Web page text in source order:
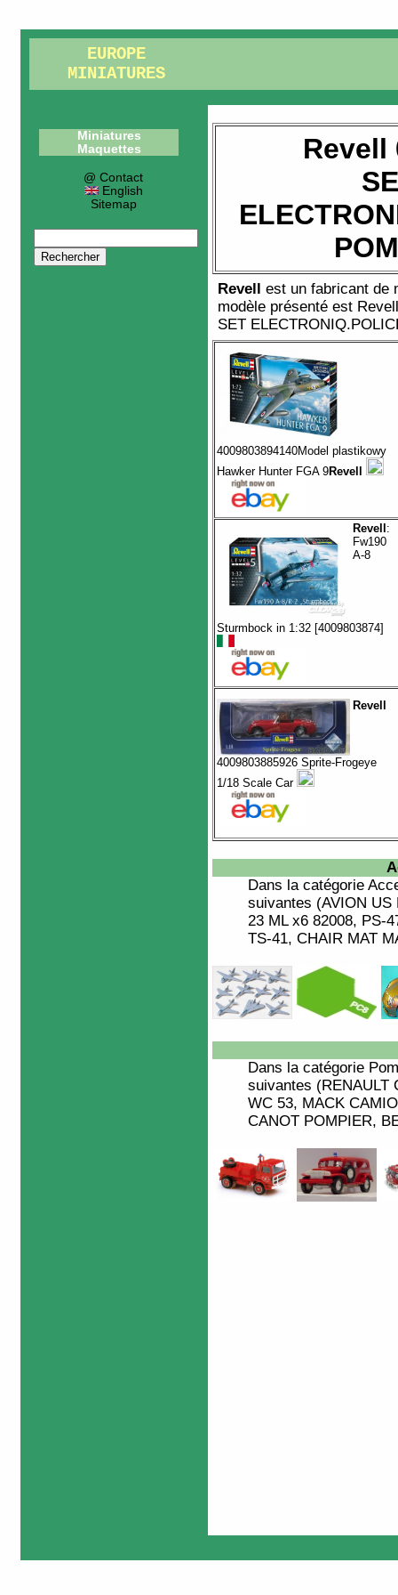
EUROPE
MINIATURES
Miniatures
Maquettes
@ Contact
English
Sitemap
Revell
Revell est un fabricant de
modèle présenté est
SET
4009803894140Model plastikowy
Hawker Hunter FGA 9Revell
Revell:
Fw190
A-8
Sturmbock in 1:32 [4009803874]
Revell
4009803885926 Sprite-Frogeye
1/18 Scale Car
Dans la catégorie
suivantes (AVION US
23 ML x6 82008, PS-
TS-41, CHAIR MAT
Dans la catégorie
suivantes (RENAULT
WC 53, MACK
CANOT POMPIER,